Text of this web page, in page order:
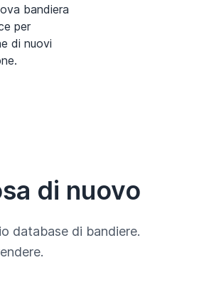
bandiera
per
di nuovi
di nuovo
database di bandiere.